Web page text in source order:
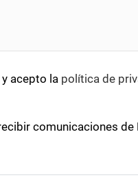
acepto la política de
comunicaciones de